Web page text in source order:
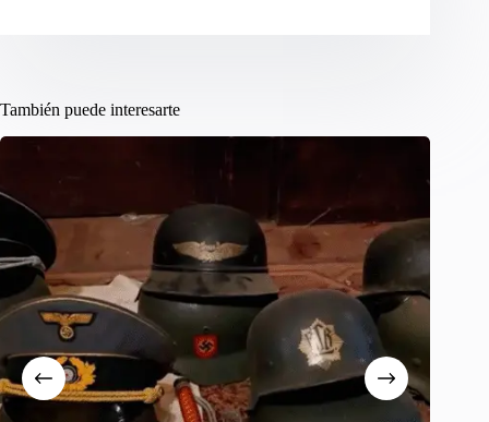
También puede interesarte